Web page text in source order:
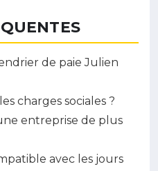
de paie Julien
charges sociales ?
entreprise de plus
avec les jours